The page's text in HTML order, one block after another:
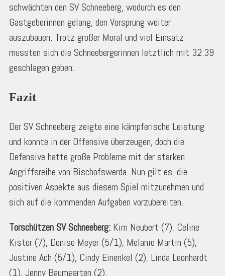
schwächten den SV Schneeberg, wodurch es den
Gastgeberinnen gelang, den Vorsprung weiter
auszubauen. Trotz großer Moral und viel Einsatz
mussten sich die Schneebergerinnen letztlich mit 32:39
geschlagen geben.
Fazit
Der SV Schneeberg zeigte eine kämpferische Leistung
und konnte in der Offensive überzeugen, doch die
Defensive hatte große Probleme mit der starken
Angriffsreihe von Bischofswerda. Nun gilt es, die
positiven Aspekte aus diesem Spiel mitzunehmen und
sich auf die kommenden Aufgaben vorzubereiten.
Torschützen SV Schneeberg: Kim Neubert (7), Celine
Kister (7), Denise Meyer (5/1), Melanie Martin (5),
Justine Ach (5/1), Cindy Einenkel (2), Linda Leonhardt
(1), Jenny Baumgarten (2).